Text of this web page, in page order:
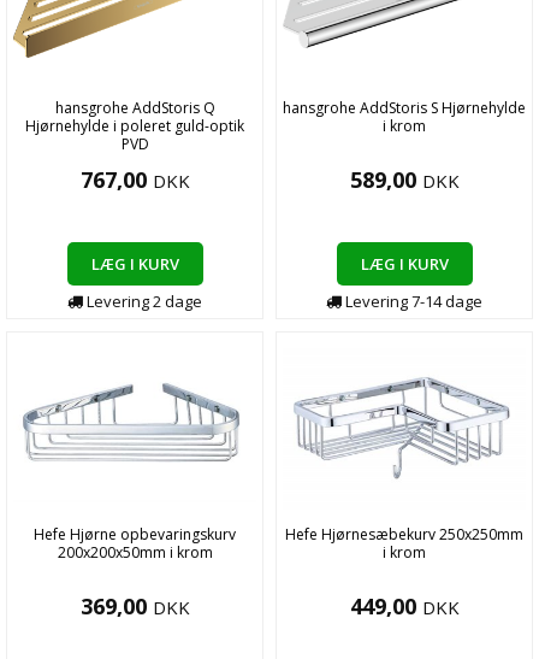
hansgrohe AddStoris Q
Hjørnehylde i poleret guld-optik
PVD
767,00 DKK
LÆG I KURV
Levering2dage
hansgrohe AddStoris S Hjørnehylde
i krom
589,00 DKK
LÆG I KURV
Levering7-14dage
Hefe Hjørne opbevaringskurv
200x200x50mm i krom
369,00 DKK
Hefe Hjørnesæbekurv 250x250mm
i krom
449,00 DKK